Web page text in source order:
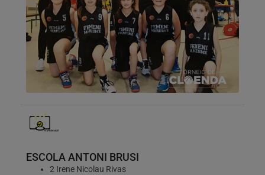
ESCOLA ANTONI BRUSI
2 Irene Nicolau Rivas